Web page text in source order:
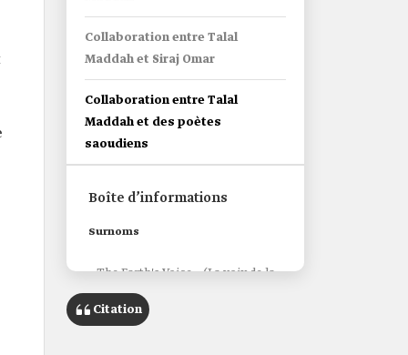
Collaboration entre Talal
Maddah et Siraj Omar
Collaboration entre Talal
Maddah et des poètes
saoudiens
Boîte d’informations
Surnoms
« The Earth's Voice » (La voix de la
terre).
« Guitar of the East » (Guitare de
l'Orient).
Citation